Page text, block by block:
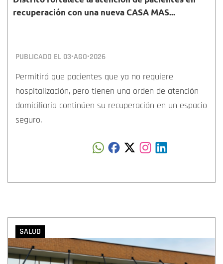
recuperación con una nueva CASA MAS...
PUBLICADO EL 03•AGO•2026
Permitirá que pacientes que ya no requiere
hospitalización, pero tienen una orden de atención
domiciliaria continúen su recuperación en un espacio
seguro.
SALUD